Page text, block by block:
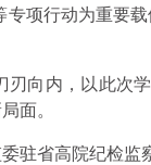
专项行动为重要
向内，以此次
面。
驻省高院纪检监